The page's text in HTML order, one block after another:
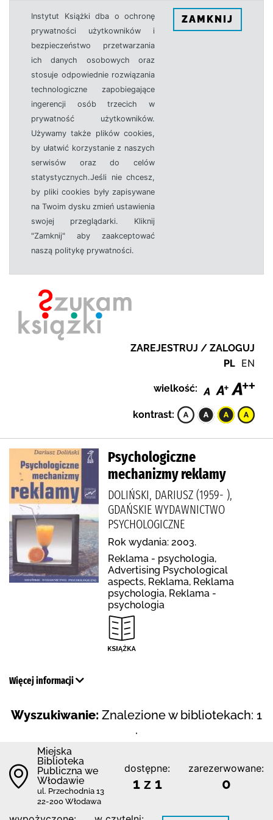
Instytut Książki dba o ochronę
prywatności użytkowników i
bezpieczeństwo przetwarzania
ich danych osobowych oraz
stosuje odpowiednie rozwiązania
technologiczne zapobiegające
ingerencji osób trzecich w
prywatność użytkowników.
Używamy także plików cookies,
by ułatwić korzystanie z naszych
serwisów oraz do celów
statystycznych.Jeśli nie chcesz,
by pliki cookies były zapisywane
na Twoim dysku zmień ustawienia
swojej przeglądarki. Kliknij
"Zamknij" aby zaakceptować
naszą politykę prywatności.
ZAMKNIJ
ZAREJESTRUJ / ZALOGUJ
PL EN
wielkość:
kontrast:
Psychologiczne
mechanizmy reklamy
DOLIŃSKI, DARIUSZ (1959- ),
GDAŃSKIE WYDAWNICTWO
PSYCHOLOGICZNE
Rok wydania: 2003.
Reklama - psychologia,
Advertising Psychological
aspects, Reklama, Reklama
psychologia, Reklama -
psychologia
Więcej informacji
Wyszukiwanie: Znalezione w bibliotekach: 1
.
Miejska
Biblioteka
Publiczna we
Włodawie
ul. Przechodnia 13
22-200 Włodawa
dostępne:
1 z 1
zarezerwowane:
0